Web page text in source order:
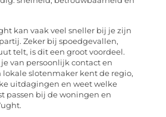
kan vaak veel sneller bij je zijn
Zeker bij spoedgevallen,
telt, is dit een groot voordeel.
van persoonlijk contact en
slotenmaker kent de regio,
uitdagingen en weet welke
passen bij de woningen en